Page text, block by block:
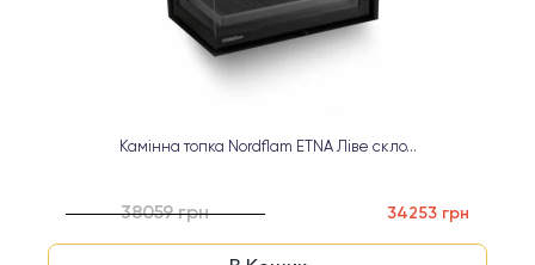
Камінна топка Nordflam ETNA Ліве скло...
38059 грн 34253 грн